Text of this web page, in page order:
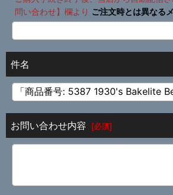
問い合わせ】欄より ご注文時とは異なる
件名
お問い合わせ内容 [必須]